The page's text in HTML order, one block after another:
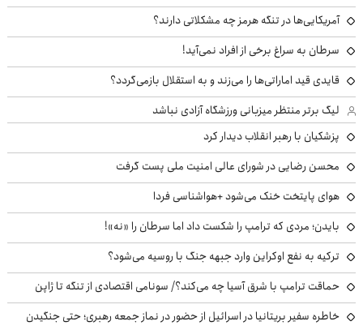
آمریکایی‌ها در تنگه هرمز چه مشکلاتی دارند؟
سرطان به سراغ برخی از افراد نمی‌آید!
قایدی قید اماراتی‌ها را می‌زند و به استقلال بازمی‌گردد؟
لیگ برتر منتظر میزبانی ورزشگاه آزادی نباشد
پزشکیان با رهبر انقلاب دیدار کرد
محسن رضایی در شورای عالی امنیت ملی پست گرفت
هوای پایتخت خنک می‌شود +هواشناسی فردا
بایدن؛ مردی که ترامپ را شکست داد اما سرطان را «نه»!
ترکیه به نفع اوکراین وارد جبهه جنگ با روسیه می‌شود؟
حماقت ترامپ با شرق آسیا چه می‌کند؟/ سونامی اقتصادی از تنگه تا ژاپن
خاطره سفیر بریتانیا در اسرائیل از حضور در نماز جمعه رهبری؛ حتی جنگیدن